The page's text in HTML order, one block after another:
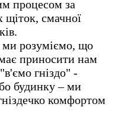
процесом за
смачної
розуміємо, що
приносити нам
гніздо" -
будинку – ми
комфортом